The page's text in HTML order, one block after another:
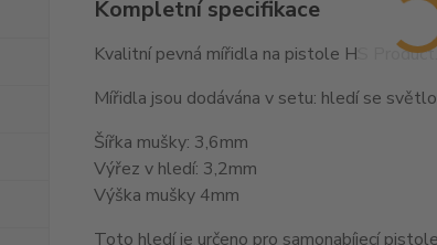
Kompletní specifikace
Kvalitní pevná mířidla na pistole HS Product.
Mířidla jsou dodávána v setu: hledí se
Šířka mušky: 3,6mm
Výřez v hledí: 3,2mm
Výška mušky 4mm
Toto hledí je určeno pro samonabíjecí